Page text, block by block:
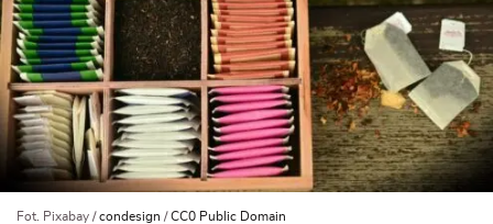
Fot. Pixabay /condesign /CC0 Public Domain